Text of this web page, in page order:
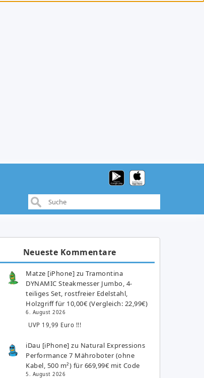
Neueste Kommentare
Matze [iPhone] zuTramontina
DYNAMIC Steakmesser Jumbo, 4-
teiliges Set, rostfreier Edelstahl,
Holzgriff für 10,00€ (Vergleich: 22,99€)
6. August 2026
UVP 19,99 Euro !!!
iDau [iPhone] zu Natural Expressions
Performance 7 Mähroboter (ohne
Kabel, 500 m²) für 669,99€ mit Code
5. August 2026